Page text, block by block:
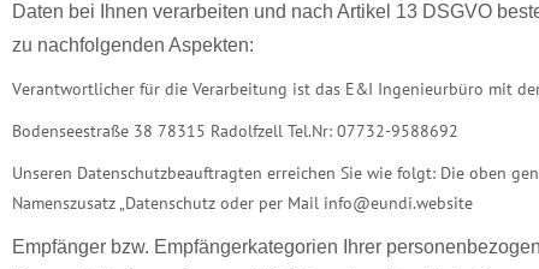
Daten bei Ihnen verarbeiten und nach Artikel 13 DSGVO
zu nachfolgenden Aspekten:
Verantwortlicher für die Verarbeitung ist das E&I Ingenieurbüro mit
Bodenseestraße 38 78315 Radolfzell Tel.Nr: 07732-9588692
Unseren Datenschutzbeauftragten erreichen Sie wie folgt: Die oben
Namenszusatz „Datenschutz oder per Mail info@eundi.website
Empfänger bzw. Empfängerkategorien Ihrer